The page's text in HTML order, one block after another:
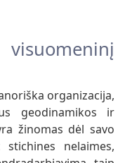
organizacija,
geodinamikos ir
žinomas dėl savo
nelaimes,